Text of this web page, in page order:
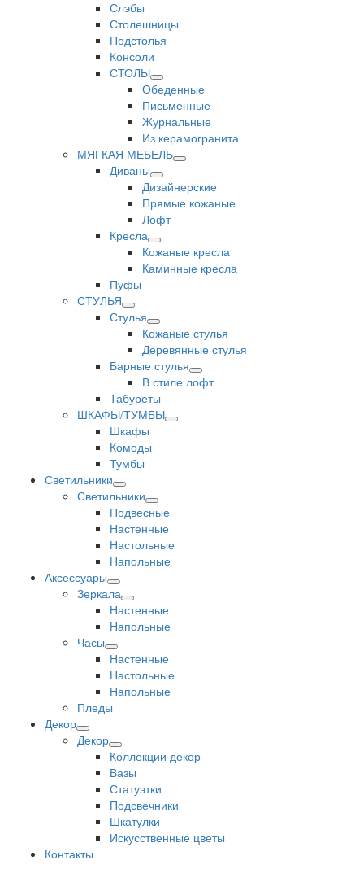
Слэбы
Столешницы
Подстолья
Консоли
СТОЛЫ
Обеденные
Письменные
Журнальные
Из керамогранита
МЯГКАЯ МЕБЕЛЬ
Диваны
Дизайнерские
Прямые кожаные
Лофт
Кресла
Кожаные кресла
Каминные кресла
Пуфы
СТУЛЬЯ
Стулья
Кожаные стулья
Деревянные стулья
Барные стулья
В стиле лофт
Табуреты
ШКАФЫ/ТУМБЫ
Шкафы
Комоды
Тумбы
Светильники
Светильники
Подвесные
Настенные
Настольные
Напольные
Аксессуары
Зеркала
Настенные
Напольные
Часы
Настенные
Настольные
Напольные
Пледы
Декор
Декор
Коллекции декор
Вазы
Статуэтки
Подсвечники
Шкатулки
Искусственные цветы
Контакты